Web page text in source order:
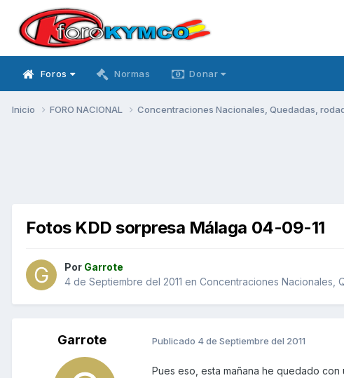
Foros Normas Donar
Inicio FORO NACIONAL Concentraciones Nacionales, Quedadas,
Fotos KDD sorpresa Málaga 04-09-11
Por Garrote
4 de Septiembre del 2011 en Concentraciones Nacionales,
Garrote Publicado 4 de Septiembre del 2011
Pues eso, esta mañana he quedado